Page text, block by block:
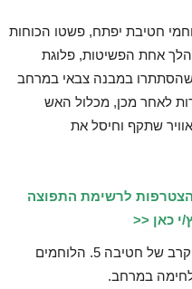
חטיבת יפתח, פשטו הכוחות
אחת הפשיטות, פלוגת
במבנה צבאי במרחב
לאחר מכן, מכלול האש
שתקף וחיסל את
לרשימת התפוצה
י כאן <<
בצפון רצועת עזה, פעלו לוחמי צוות הקרב של חטיבה 5. הלוחמים
במרחב.